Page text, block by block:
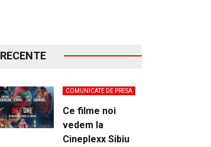
RECENTE
COMUNICATE DE PRESA
Ce filme noi
vedem la
Cineplexx Sibiu